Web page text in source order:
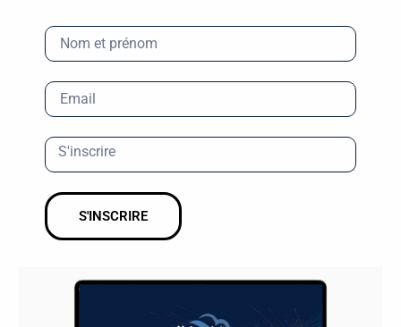
S'INSCRIRE